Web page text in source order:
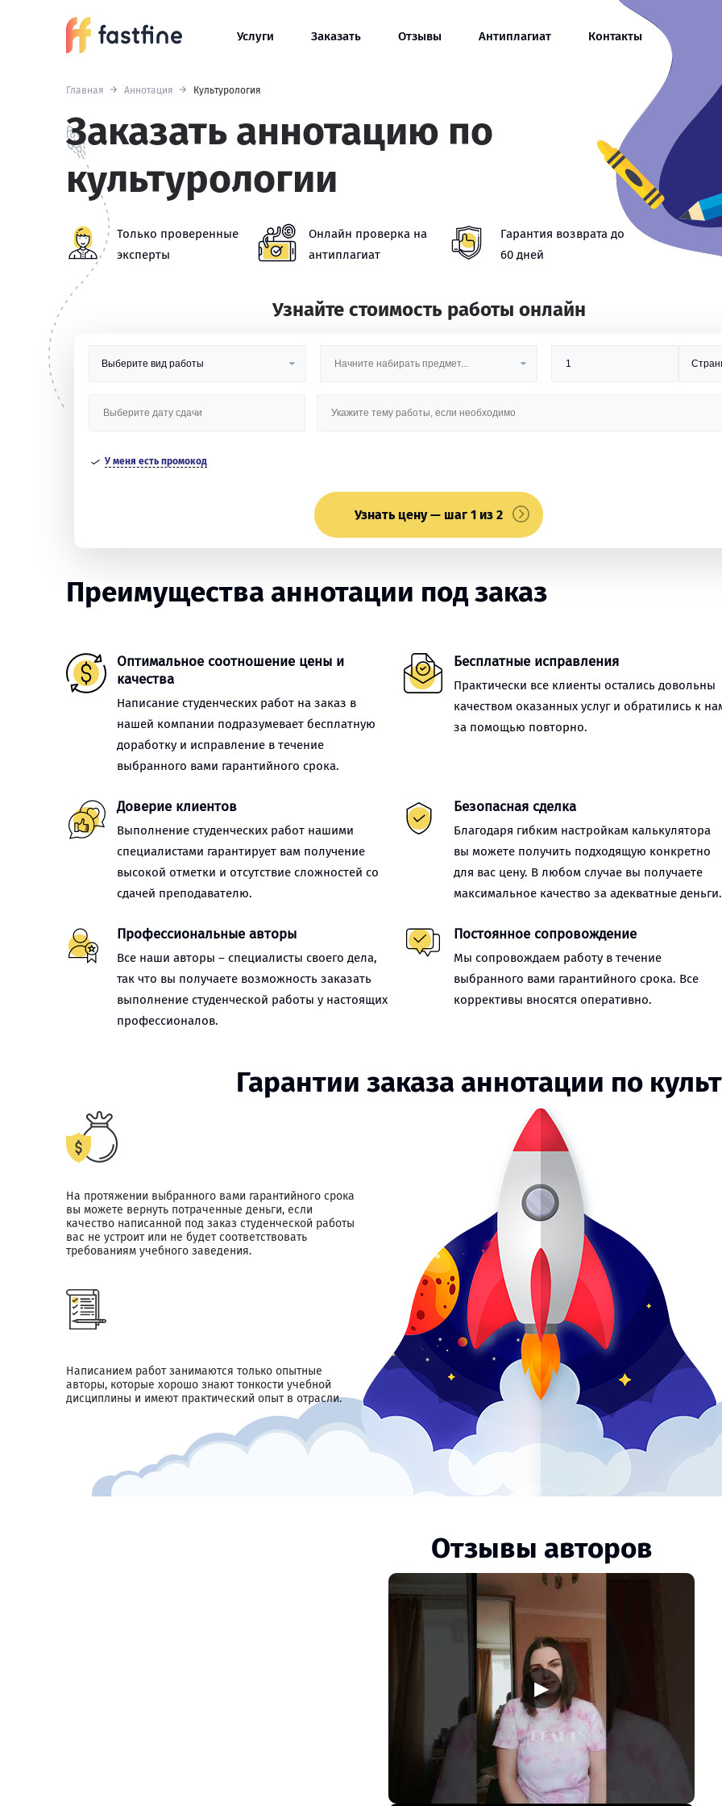
Услуги Заказать Отзывы Антиплагиат Контакты
Главная Аннотация Культурология
Заказать аннотацию по
культурологии
Только проверенные
эксперты
Онлайн проверка на
антиплагиат
Гарантия возврата до
60 дней
Узнайте стоимость работы онлайн
У меня есть промокод
Узнать цену — шаг 1 из 2
Преимущества аннотации под заказ
Оптимальное соотношение цены и
качества
Написание студенческих работ на заказ в
нашей компании подразумевает бесплатную
доработку и исправление в течение
выбранного вами гарантийного срока.
Бесплатные исправления
Практически все клиенты остались довольны
качеством оказанных услуг и обратились к
за помощью повторно.
Доверие клиентов
Выполнение студенческих работ нашими
специалистами гарантирует вам получение
высокой отметки и отсутствие сложностей со
сдачей преподавателю.
Безопасная сделка
Благодаря гибким настройкам калькулятора
вы можете получить подходящую конкретно
для вас цену. В любом случае вы получаете
максимальное качество за адекватные деньги.
Профессиональные авторы
Все наши авторы – специалисты своего дела,
так что вы получаете возможность заказать
выполнение студенческой работы у настоящих
профессионалов.
Постоянное сопровождение
Мы сопровождаем работу в течение
выбранного вами гарантийного срока. Все
коррективы вносятся оперативно.
Гарантии заказа аннотации по
На протяжении выбранного вами гарантийного срока
вы можете вернуть потраченные деньги, если
качество написанной под заказ студенческой работы
вас не устроит или не будет соответствовать
требованиям учебного заведения.
Написанием работ занимаются только опытные
авторы, которые хорошо знают тонкости учебной
дисциплины и имеют практический опыт в отрасли.
Отзывы авторов
▶